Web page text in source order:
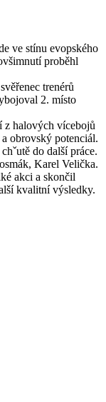
ve stínu evopského
proběhl
trenérů
2. místo
z halových vícebojů
obrovský potenciál.
do další práce.
Karel Velička.
akci a skončil
kvalitní výsledky.